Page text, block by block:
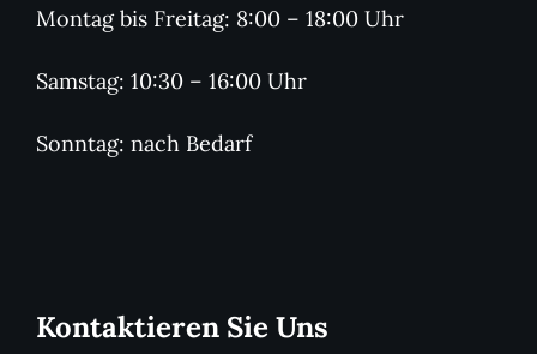
Montag bis Freitag: 8:00 – 18:00 Uhr
Samstag: 10:30 – 16:00 Uhr
Sonntag: nach Bedarf
Kontaktieren Sie Uns